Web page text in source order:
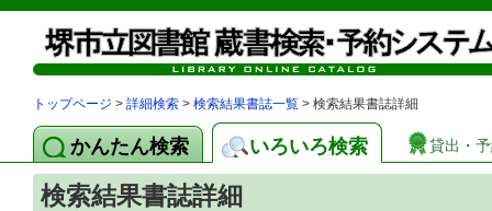
トップページ > 詳細検索 > 検索結果書誌一覧 > 検索結果書誌詳細
かんたん検索 いろいろ検索 貸出・
検索結果書誌詳細